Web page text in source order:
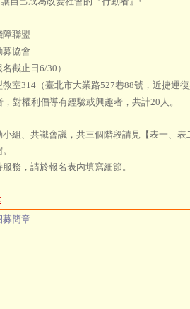
障聯盟
募協會
截止日6/30）
室314（臺北市大業路527巷88號，近捷運復
對權利倡導有經驗或興趣者，共計20人。
組、共識會議，共三個階段請見【表一、表
務，請於報名表內填寫細節。
募簡章